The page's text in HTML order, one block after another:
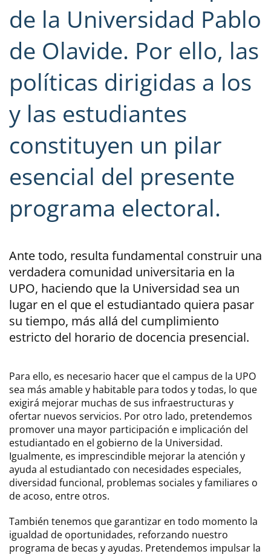
de la Universidad Pablo
de Olavide. Por ello, las
políticas dirigidas a los
y las estudiantes
constituyen un pilar
esencial del presente
programa electoral.
Ante todo, resulta fundamental construir una
verdadera comunidad universitaria en la
UPO, haciendo que la Universidad sea un
lugar en el que el estudiantado quiera pasar
su tiempo, más allá del cumplimiento
estricto del horario de docencia presencial.
Para ello, es necesario hacer que el campus de la UPO
sea más amable y habitable para todos y todas, lo que
exigirá mejorar muchas de sus infraestructuras y
ofertar nuevos servicios. Por otro lado, pretendemos
promover una mayor participación e implicación del
estudiantado en el gobierno de la Universidad.
Igualmente, es imprescindible mejorar la atención y
ayuda al estudiantado con necesidades especiales,
diversidad funcional, problemas sociales y familiares o
de acoso, entre otros.
También tenemos que garantizar en todo momento la
igualdad de oportunidades, reforzando nuestro
programa de becas y ayudas. Pretendemos impulsar la